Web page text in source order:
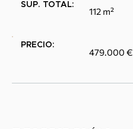
SUP. TOTAL:
112 m²
PRECIO:
479.000 €